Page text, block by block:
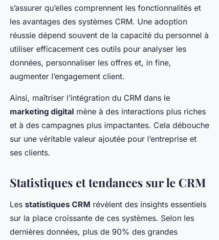
s’assurer qu’elles comprennent les fonctionnalités et
les avantages des systèmes CRM. Une adoption
réussie dépend souvent de la capacité du personnel à
utiliser efficacement ces outils pour analyser les
données, personnaliser les offres et, in fine,
augmenter l’engagement client.
Ainsi, maîtriser l’intégration du CRM dans le
marketing digital mène à des interactions plus riches
et à des campagnes plus impactantes. Cela débouche
sur une véritable valeur ajoutée pour l’entreprise et
ses clients.
Statistiques et tendances sur le CRM
Les statistiques CRM révèlent des insights essentiels
sur la place croissante de ces systèmes. Selon les
dernières données, plus de 90% des grandes